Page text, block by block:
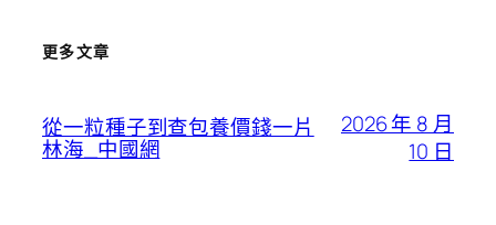
更多文章
從一粒種子到查包養價錢一片
林海_中國網
2026 年 8 月
10 日